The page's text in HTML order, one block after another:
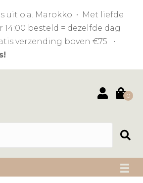
uit o.a. Marokko • Met liefde
besteld = dezelfde dag
verzending boven €75 •
0